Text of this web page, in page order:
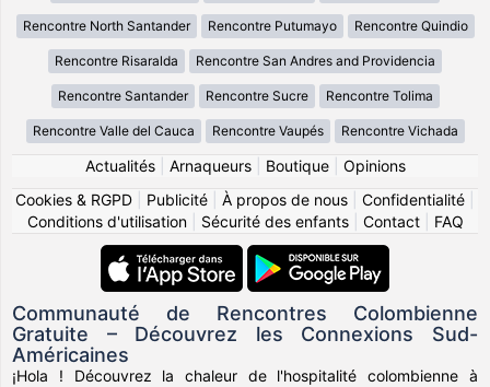
Rencontre North Santander Rencontre Putumayo Rencontre Quindio
Rencontre Risaralda Rencontre San Andres and Providencia
Rencontre Santander Rencontre Sucre Rencontre Tolima
Rencontre Valle del Cauca Rencontre Vaupés Rencontre Vichada
Actualités| Arnaqueurs| Boutique| Opinions
Cookies & RGPD
Publicité À propos de nous Confidentialité
Conditions d'utilisation| Sécurité des enfants| Contact| FAQ
Communauté de Rencontres Colombienne
Gratuite – Découvrez les Connexions Sud-
Américaines
¡Hola ! Découvrez la chaleur de l'hospitalité colombienne à